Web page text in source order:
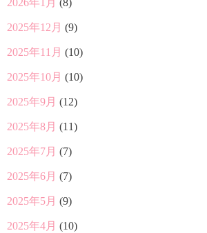
2026年1月 (8)
2025年12月 (9)
2025年11月 (10)
2025年10月 (10)
2025年9月 (12)
2025年8月 (11)
2025年7月 (7)
2025年6月 (7)
2025年5月 (9)
2025年4月 (10)